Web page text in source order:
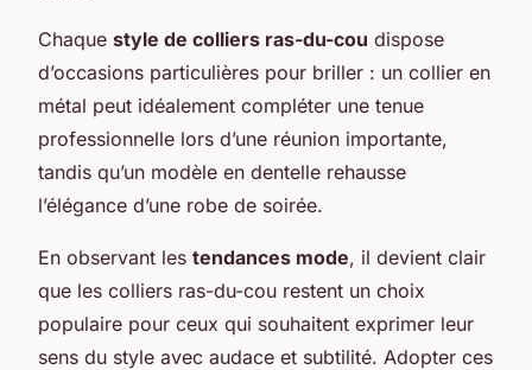
Chaque style de colliers ras-du-cou dispose
d’occasions particulières pour briller : un collier en
métal peut idéalement compléter une tenue
professionnelle lors d’une réunion importante,
tandis qu’un modèle en dentelle rehausse
l’élégance d’une robe de soirée.
En observant les tendances mode, il devient clair
que les colliers ras-du-cou restent un choix
populaire pour ceux qui souhaitent exprimer leur
sens du style avec audace et subtilité. Adopter ces